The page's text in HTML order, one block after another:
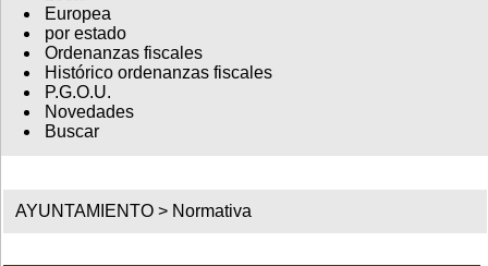
Europea
por estado
Ordenanzas fiscales
Histórico ordenanzas fiscales
P.G.O.U.
Novedades
Buscar
AYUNTAMIENTO > Normativa